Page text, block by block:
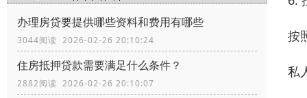
办理房贷要提供哪些资料和费用有哪些
3044阅读 2026-02-26 20:10:24
住房抵押贷款需要满足什么条件？
2882阅读 2026-02-26 20:10:07
按
私